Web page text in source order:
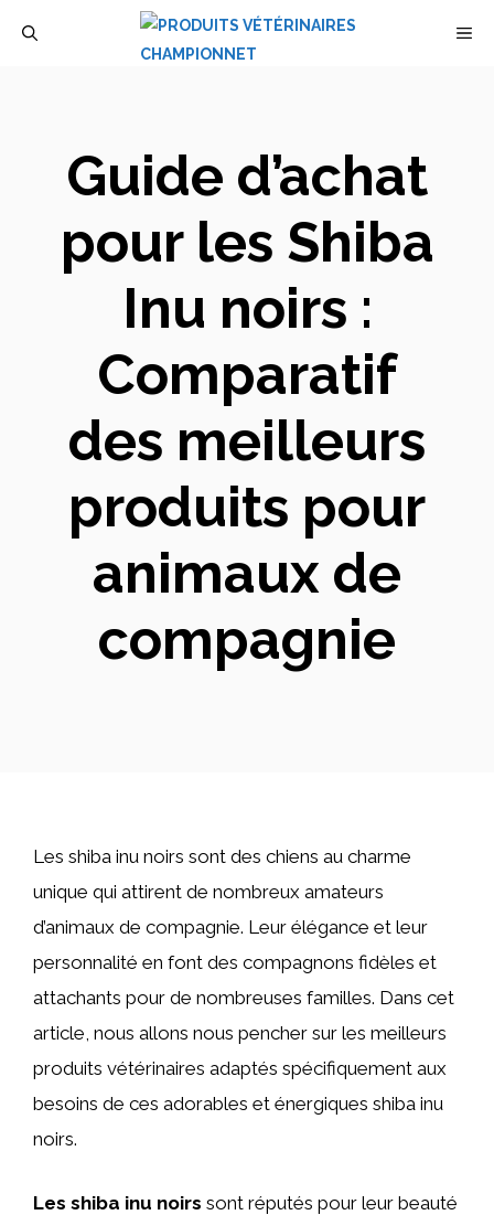
Guide d’achat
pour les Shiba
Inu noirs :
Comparatif
des meilleurs
produits pour
animaux de
compagnie
Les shiba inu noirs sont des chiens au charme
unique qui attirent de nombreux amateurs
d’animaux de compagnie. Leur élégance et leur
personnalité en font des compagnons fidèles et
attachants pour de nombreuses familles. Dans cet
article, nous allons nous pencher sur les meilleurs
produits vétérinaires adaptés spécifiquement aux
besoins de ces adorables et énergiques shiba inu
noirs.
Les shiba inu noirs sont réputés pour leur beauté